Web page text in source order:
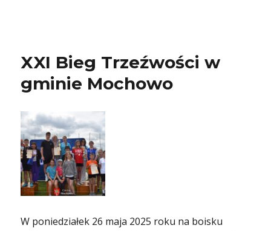
XXI Bieg Trzeźwości w
gminie Mochowo
W poniedziałek 26 maja 2025 roku na boisku